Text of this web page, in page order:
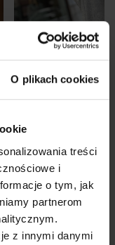
O plikach cookies
treści
i
o tym, jak
partnerom
z innymi danymi
Szary płaszcz
kieszeniami i
London&Grey
799,00 zł